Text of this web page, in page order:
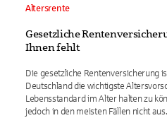
Altersrente
Gesetzliche
Ihnen fehlt
Die gesetzliche Rentenversicherung
Deutschland die wichtigste
Lebensstandard im Alter halten zu
jedoch in den meisten Fällen nicht